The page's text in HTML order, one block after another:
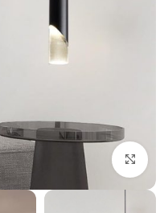
بزرگنمایی تصویر